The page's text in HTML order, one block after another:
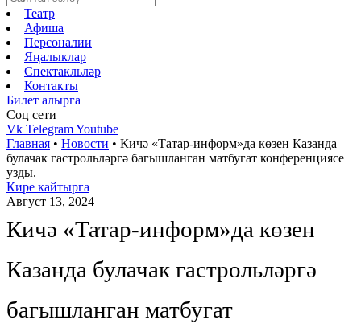
Театр
Афиша
Персоналии
Яңалыклар
Спектакльләр
Контакты
Билет алырга
Соц cети
Vk TelegramYoutube
Главная • Новости • Кичә «Татар-информ»да көзен Казанда
булачак гастрольләргә багышланган матбугат конференциясе
узды.
Кире кайтырга
Август 13, 2024
Кичә «Татар-информ»да көзен
Казанда булачак гастрольләргә
багышланган матбугат